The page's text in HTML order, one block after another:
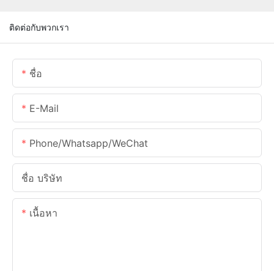
ติดต่อกับพวกเรา
ชื่อ
E-Mail
Phone/Whatsapp/WeChat
ชื่อ บริษัท
เนื้อหา